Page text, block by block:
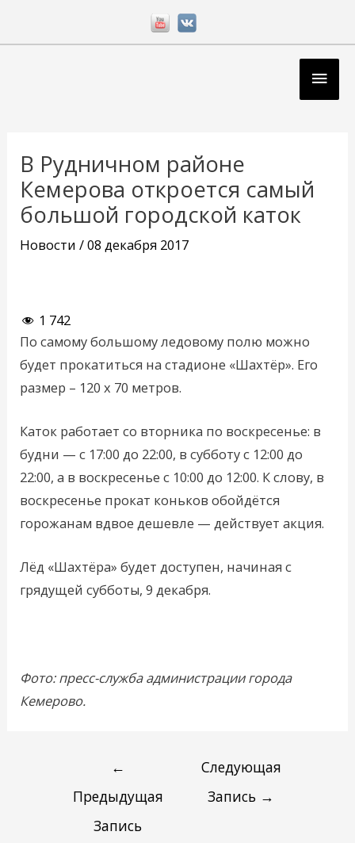
В Рудничном районе
Кемерова откроется самый
большой городской каток
Новости /08 декабря 2017
1 742
По самому большому ледовому полю можно
будет прокатиться на стадионе «Шахтёр». Его
размер – 120 х 70 метров.
Каток работает со вторника по воскресенье: в
будни — с 17:00 до 22:00, в субботу с 12:00 до
22:00, а в воскресенье с 10:00 до 12:00. К слову, в
воскресенье прокат коньков обойдётся
горожанам вдвое дешевле — действует акция.
Лёд «Шахтёра» будет доступен, начиная с
грядущей субботы, 9 декабря.
Фото: пресс-служба администрации города
Кемерово.
записям
←
Предыдущая
Запись
Следующая
Запись →